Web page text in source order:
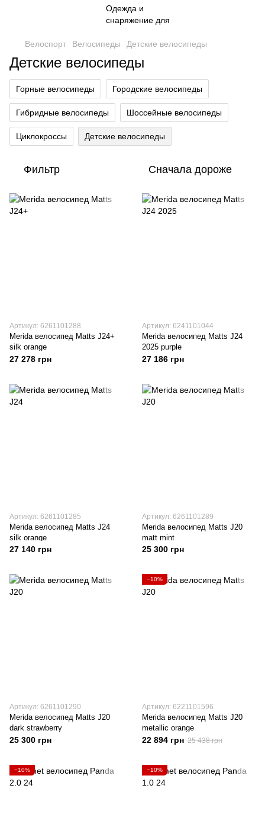
Велоспорт Велосипеды Детские велосипеды
Детские велосипеды
Горные велосипеды Городские велосипеды
Гибридные велосипеды Шоссейные велосипеды
Циклокроссы Детские велосипеды
Фильтр Сначала дороже
Артикул: 6261101288
Merida велосипед Matts J24+
silk orange
27 278 грн
Артикул: 6241101044
Merida велосипед Matts J24
2025 purple
27 186 грн
Артикул: 6261101285
Merida велосипед Matts J24
silk orange
27 140 грн
Артикул: 6261101289
Merida велосипед Matts J20
matt mint
25 300 грн
Артикул: 6261101290
Merida велосипед Matts J20
dark strawberry
25 300 грн
−10%
Артикул: 6221101596
Merida велосипед Matts J20
metallic orange
22 894 грн 25 438 грн
−10% −10%